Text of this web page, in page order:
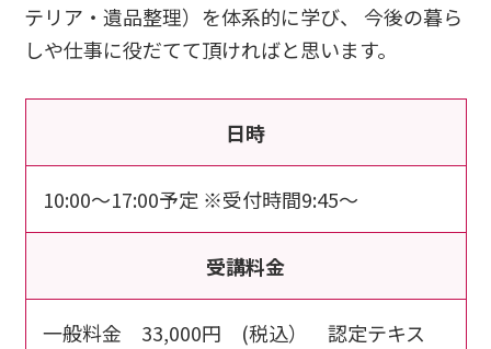
テリア・遺品整理）を体系的に学び、
今後の暮ら
しや仕事に役だてて頂ければと思います。
日時
10:00～17:00予定 ※受付時間9:45～
受講料金
一般料金 33,000円 (税込） 認定テキス